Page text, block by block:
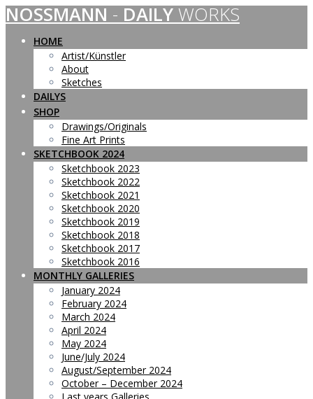
Skip
to
content
NOSSMANN - DAILY WORKS
HOME
Artist/Künstler
About
Sketches
DAILYS
SHOP
Drawings/Originals
Fine Art Prints
SKETCHBOOK 2024
Sketchbook 2023
Sketchbook 2022
Sketchbook 2021
Sketchbook 2020
Sketchbook 2019
Sketchbook 2018
Sketchbook 2017
Sketchbook 2016
MONTHLY GALLERIES
January 2024
February 2024
March 2024
April 2024
May 2024
June/July 2024
August/September 2024
October – December 2024